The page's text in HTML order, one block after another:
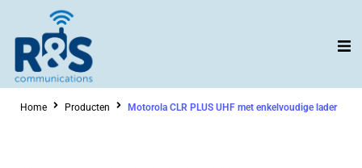
inhoud
Home Producten Motorola CLR PLUS UHF met enkelvoudige lader